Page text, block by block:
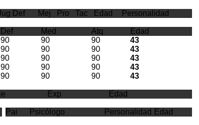
Def Mej Pro Tac Edad Personalidad
Def Med Atq
Edad
90 90 90
43
90 90 90
43
90 90 90
43
90 90 90
43
90 90 90 43
Exp Edad
Pai Psicólogo Personalidad
Edad